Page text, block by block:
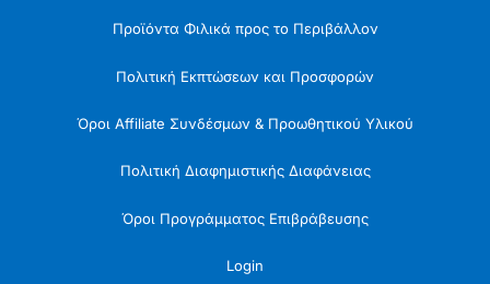
Προϊόντα Φιλικά προς το Περιβάλλον
Πολιτική Εκπτώσεων και Προσφορών
Όροι Affiliate Συνδέσμων & Προωθητικού Υλικού
Πολιτική Διαφημιστικής Διαφάνειας
Όροι Προγράμματος Επιβράβευσης
Login